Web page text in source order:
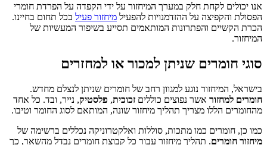
אנו יכולים לקחת חלק במערך המיחזור על ידי הקפדה על הפרדת חומרי
הפסולת והקפיצה על ההזדמנויות להפעיל מיחזור פעיל בכל תחום בחיינו.
הכרת הקשיים והפתרונות המותאמים תסייע בשיפור המעשיות של
המיחזור.
סוגי חומרים שניתן למכור או למחזרים
בישראל, המיחזור נוגע למגוון רחב של חומרים שניתן לנצלם מחדש.
חומרים למחזור אשר נפוצים כוללים זכוכית, פלסטיק, נייר, ובד. כל אחד
מהחומרים הללו מצריך תהליך מיחזור שונה, המותאם לסוג החומר וטיבו.
כמו כן, חומרים כמו מתכות, סוללות ואלקטרוניקה נכללים ברשימה של
מיחזור חומרים. תהליך מיחזור עבור כל קבוצת חומרים נבדל מהשאר, כך